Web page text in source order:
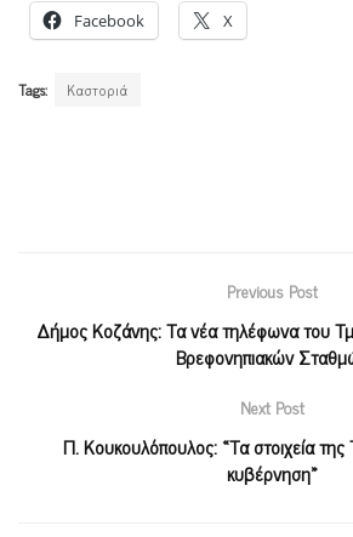
Facebook X
Tags: Καστοριά
Previous Post
Δήμος Κοζάνης: Τα νέα τηλέφωνα του
Βρεφονηπιακών
Next Post
Π. Κουκουλόπουλος: «Τα στοιχεία της
κυβέρνηση»